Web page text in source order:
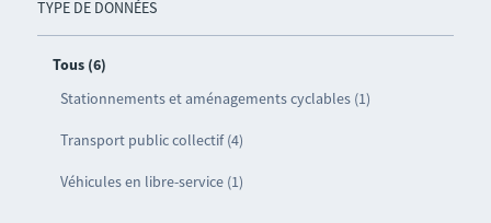
TYPE DE DONNÉES
Tous (6)
Stationnements et aménagements cyclables (1)
Transport public collectif (4)
Véhicules en libre-service (1)